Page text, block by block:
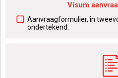
Visum
Aanvraagformulier, in
ondertekend.